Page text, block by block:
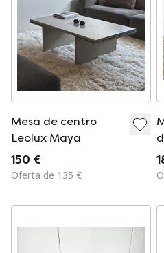
Mesa de centro
Leolux Maya
150 €
Oferta de 135 €